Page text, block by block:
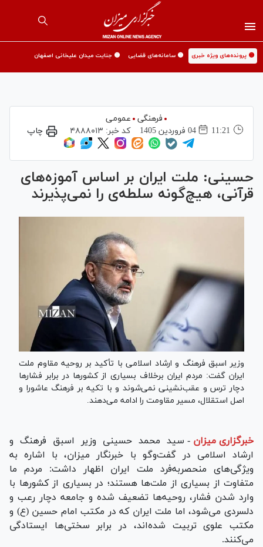
🟡 پرونده‌های ویژه خبری 🟡 سامانه‌های قضایی 🟡 جنایت میدان علیخانی اصفهان
فرهنگی
عمومی
11:21
04 فروردين 1405 کد خبر: ۴۸۸۸۰۱۳ چاپ
حسینی: ملت ایران بر اساس آموزه‌های
قرآنی، هیچ‌گونه سلطه‌ی را نمی‌پذیرند
وزیر اسبق فرهنگ و ارشاد اسلامی با تأکید بر روحیه مقاوم ملت
ایران گفت: مردم ایران برخلاف بسیاری از کشورها در برابر فشارها
دچار ترس و عقب‌نشینی نمی‌شوند و با تکیه بر فرهنگ عاشورا و
اصل استقلال، مسیر مقاومت را ادامه می‌دهند.
خبرگزاری میزان - سید محمد حسینی وزیر اسبق فرهنگ و
ارشاد اسلامی در گفت‌وگو با خبرنگار میزان، با اشاره به
ویژگی‌های منحصربه‌فرد ملت ایران اظهار داشت: مردم ما
متفاوت از بسیاری از ملت‌ها هستند؛ در بسیاری از کشورها با
وارد شدن فشار، روحیه‌ها تضعیف شده و جامعه دچار رعب و
دلسردی می‌شود، اما ملت ایران که در مکتب امام حسین (ع) و
مکتب علوی تربیت شده‌اند، در برابر سختی‌ها ایستادگی
می‌کنند.